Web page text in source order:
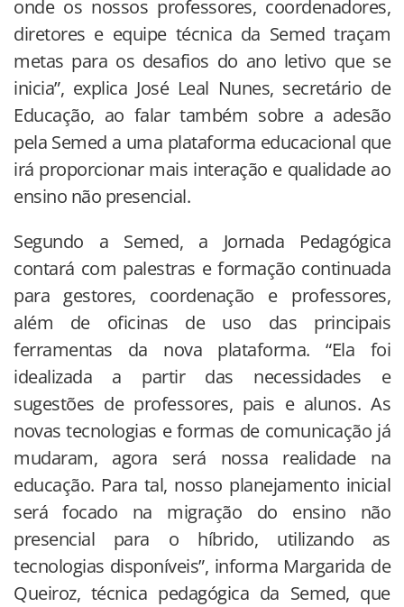
onde os nossos professores, coordenadores,
diretores e equipe técnica da Semed traçam
metas para os desafios do ano letivo que se
inicia”, explica José Leal Nunes, secretário de
Educação, ao falar também sobre a adesão
pela Semed a uma plataforma educacional que
irá proporcionar mais interação e qualidade ao
ensino não presencial.
Segundo a Semed, a Jornada Pedagógica
contará com palestras e formação continuada
para gestores, coordenação e professores,
além de oficinas de uso das principais
ferramentas da nova plataforma. “Ela foi
idealizada a partir das necessidades e
sugestões de professores, pais e alunos. As
novas tecnologias e formas de comunicação já
mudaram, agora será nossa realidade na
educação. Para tal, nosso planejamento inicial
será focado na migração do ensino não
presencial para o híbrido, utilizando as
tecnologias disponíveis”, informa Margarida de
Queiroz, técnica pedagógica da Semed, que